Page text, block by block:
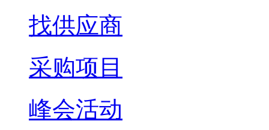
找供应商
采购项目
峰会活动